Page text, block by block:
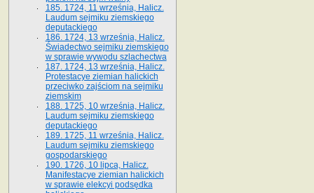
185. 1724, 11 września, Halicz.
Laudum sejmiku ziemskiego
deputackiego
186. 1724, 13 września, Halicz.
Świadectwo sejmiku ziemskiego
w sprawie wywodu szlachectwa
187. 1724, 13 września, Halicz.
Protestacye ziemian halickich
przeciwko zajściom na sejmiku
ziemskim
188. 1725, 10 września, Halicz.
Laudum sejmiku ziemskiego
deputackiego
189. 1725, 11 września, Halicz.
Laudum sejmiku ziemskiego
gospodarskiego
190. 1726, 10 lipca, Halicz.
Manifestacye ziemian halickich
w sprawie elekcyi podsędka